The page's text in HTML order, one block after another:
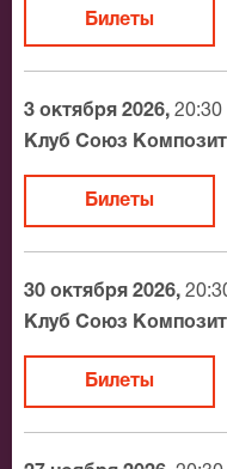
Билеты
3 октября 2026, 20:30
Клуб Союз
Билеты
30 октября 2026,
Клуб Союз
Билеты